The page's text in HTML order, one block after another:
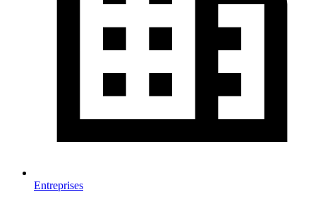
Entreprises